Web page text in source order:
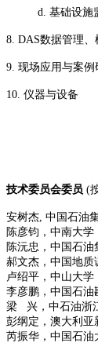
d. 基础设施
8. DAS数据管理
9. 现场应用与案例
10. 仪器与设备
技术委员会委员 (
安树杰, 中国石油
陈彦钧，中南大学
陈沅忠，中国石油
郝文杰，中国地质
卢绍平，中山大学
李彦鹏，中国石油
梁 兴，中石油浙
彭纲定，澳大利亚
芮振华，中国石油